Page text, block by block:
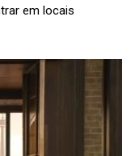
em locais